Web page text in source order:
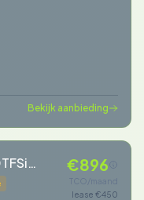
Bekijk aanbieding
€896
TCO/maand
lease €450